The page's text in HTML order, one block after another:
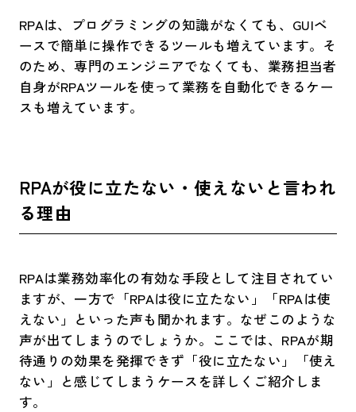
RPAは、プログラミングの知識がなくても、GUIベ
ースで簡単に操作できるツールも増えています。そ
のため、専門のエンジニアでなくても、業務担当者
自身がRPAツールを使って業務を自動化できるケー
スも増えています。
RPAが役に立たない・使えないと言われ
る理由
RPAは業務効率化の有効な手段として注目されてい
ますが、一方で「RPAは役に立たない」「RPAは使
えない」といった声も聞かれます。なぜこのような
声が出てしまうのでしょうか。ここでは、RPAが期
待通りの効果を発揮できず「役に立たない」「使え
ない」と感じてしまうケースを詳しくご紹介しま
す。